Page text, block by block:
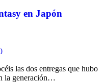
en Japón
las dos entregas que hubo
la generación…